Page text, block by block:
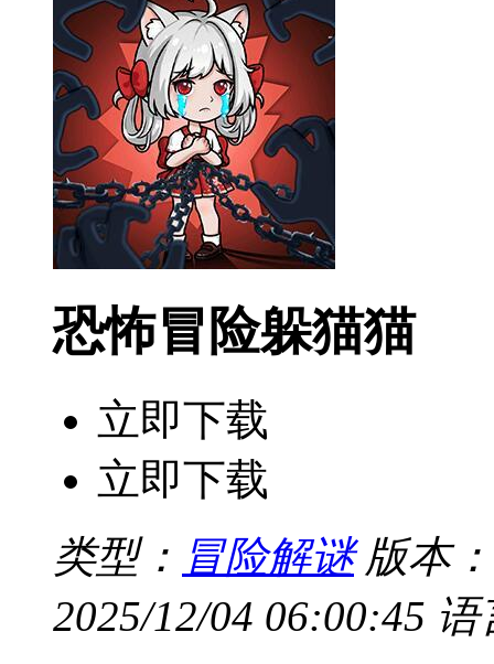
恐怖冒险躲猫猫
立即下载
立即下载
类型： 冒险解谜 版本
2025/12/04 06:00:45 语